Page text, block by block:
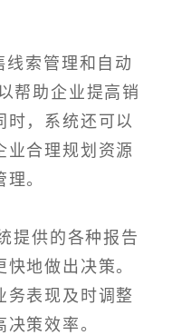
索管理和自动
帮助企业提高销
时，系统还可以
业合理规划资源
。
提供的各种报告
地做出决策。
务表现及时调整
策效率。